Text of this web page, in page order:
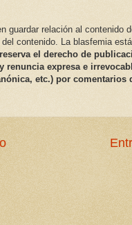
guardar relación al contenido
contenido. La blasfemia está
el derecho de
expresa e
etc.) por comentarios